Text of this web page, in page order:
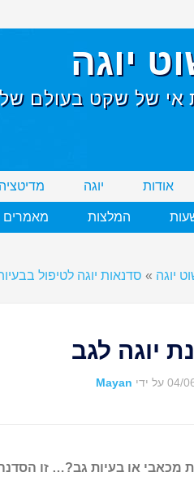
יוגה
אי של שקט בעולם
אודות יוגה
המלצות מאמרים
יוגה » סדנאות יוגה לטיפול
יוגה לגב
04/ על ידי Mayan
מכאבי או בעיות גב?… זו